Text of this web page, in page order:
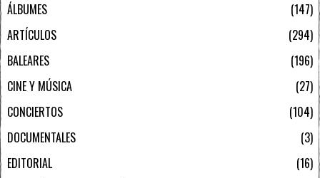
ÁLBUMES
147
ARTÍCULOS
294
BALEARES
196
CINE Y MÚSICA
27
CONCIERTOS
104
DOCUMENTALES
3
EDITORIAL
16